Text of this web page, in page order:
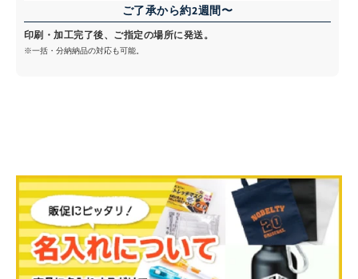
ご了承から約2週間〜
印刷・加工完了後、ご指定の場所に発送。
※一括・分納納品の対応も可能。